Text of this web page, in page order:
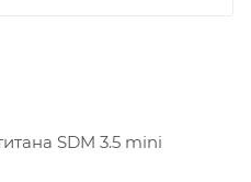
SDM 3.5 mini